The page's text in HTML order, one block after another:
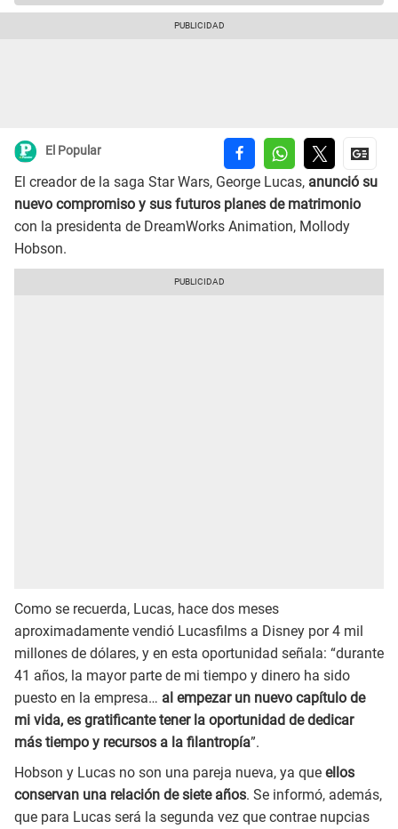
El Popular
El creador de la saga Star Wars, George Lucas, anunció su
nuevo compromiso y sus futuros planes de matrimonio
con la presidenta de DreamWorks Animation, Mollody
Hobson.
Como se recuerda, Lucas, hace dos meses
aproximadamente vendió Lucasfilms a Disney por 4 mil
millones de dólares, y en esta oportunidad señala: “durante
41 años, la mayor parte de mi tiempo y dinero ha sido
puesto en la empresa… al empezar un nuevo capítulo de
mi vida, es gratificante tener la oportunidad de dedicar
más tiempo y recursos a la filantropía”.
Hobson y Lucas no son una pareja nueva, ya que ellos
conservan una relación de siete años. Se informó, además,
que para Lucas será la segunda vez que contrae nupcias